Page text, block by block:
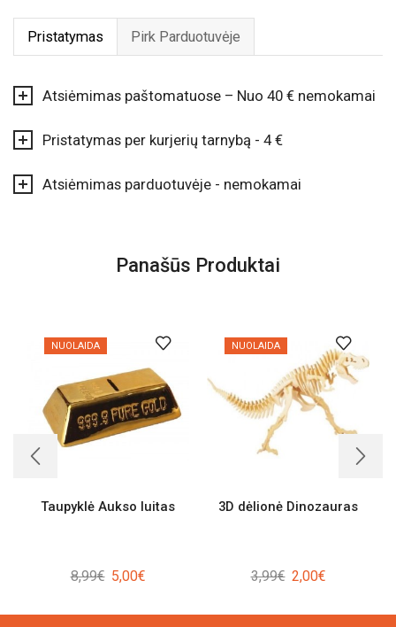
Pristatymas Pirk Parduotuvėje
Atsiėmimas paštomatuose – Nuo 40 € nemokamai
Pristatymas per kurjerių tarnybą - 4 €
Atsiėmimas parduotuvėje - nemokamai
Panašūs Produktai
NUOLAIDA
Taupyklė Aukso luitas
8,99€ Original
was:
5,00€Current
is:
NUOLAIDA
3D dėlionė Dinozauras
3,99€ Original
was:
2,00€Current
is: